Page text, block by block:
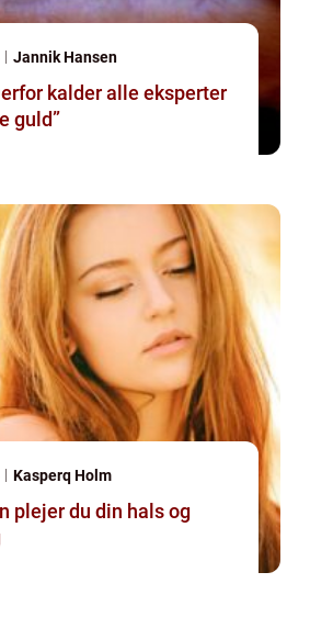
Jannik Hansen
kalder alle eksperter
guld”
Kasperq Holm
plejer du din hals og